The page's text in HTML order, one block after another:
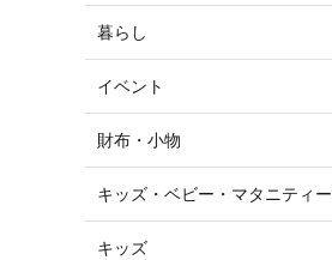
暮らし
イベント
財布・小物
キッズ・ベビー・マタニティー
キッズ